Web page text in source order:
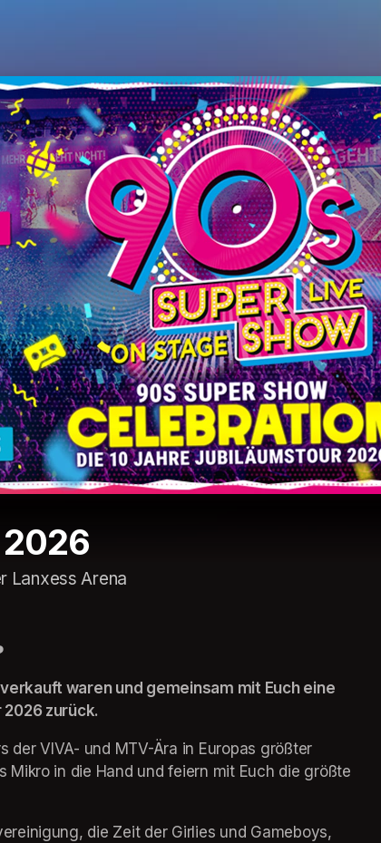
2026
Lanxess Arena
waren und gemeinsam mit Euch eine
zurück.
VIVA- und MTV-Ära in Europas größter
Mikro in die Hand und feiern mit Euch die größte
die Zeit der Girlies und Gameboys,